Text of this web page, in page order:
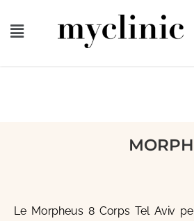
Le Morpheus 8 Corps Tel Aviv